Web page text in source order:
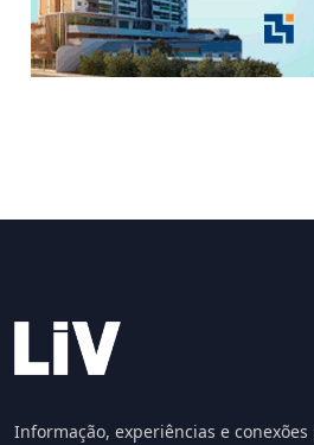
Informação, experiências e